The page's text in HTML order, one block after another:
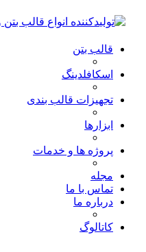
قالب بتن
اسکافلدینگ
تجهیزات قالب بندی
ابزارها
پروژه ها و خدمات
مجله
تماس با ما
درباره ما
کاتالوگ